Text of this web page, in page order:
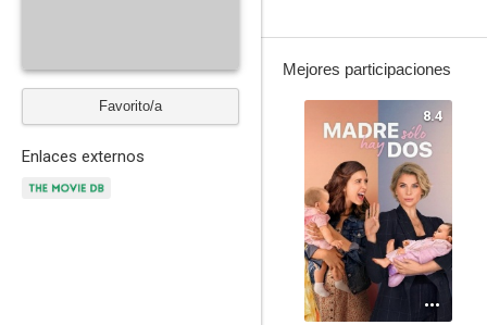
Favorito/a
Enlaces externos
Mejores participaciones
8.4